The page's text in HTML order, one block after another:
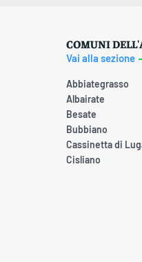
COMUNI
Vai alla sezione
Abbiategrasso
Albairate
Besate
Bubbiano
Cassinetta di
Cisliano